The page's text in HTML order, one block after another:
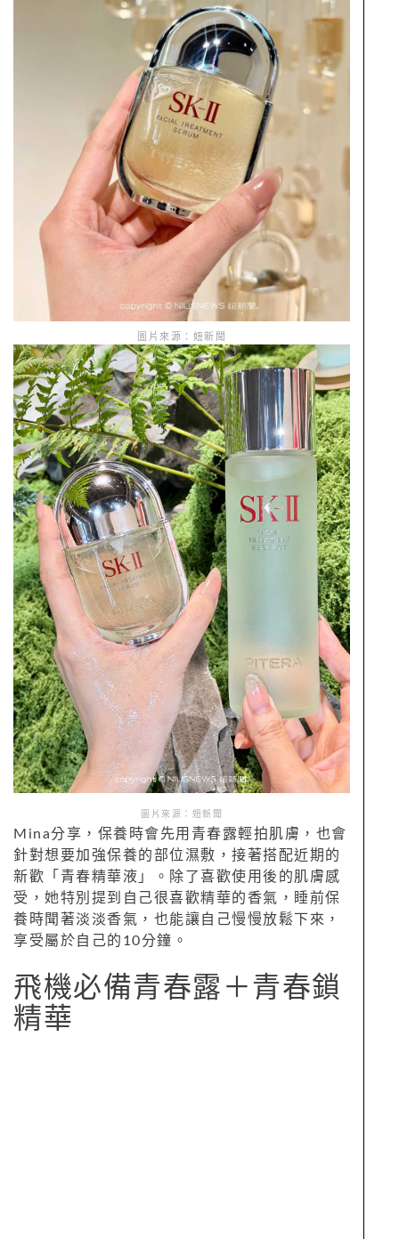
圖片來源：妞新聞
圖片來源：妞新聞
Mina分享，保養時會先用青春露輕拍肌膚，也會
針對想要加強保養的部位濕敷，接著搭配近期的
新歡「青春精華液」。除了喜歡使用後的肌膚感
受，她特別提到自己很喜歡精華的香氣，睡前保
養時聞著淡淡香氣，也能讓自己慢慢放鬆下來，
享受屬於自己的10分鐘。
飛機必備青春露＋青春鎖
精華